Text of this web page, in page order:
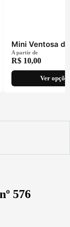
Mini Ventosa
A partir de
R$ 10,00
Ver opções
576